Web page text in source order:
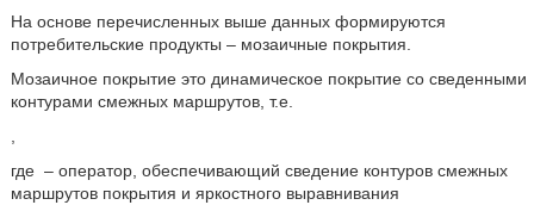
На основе перечисленных выше данных формируются
потребительские продукты – мозаичные покрытия.
Мозаичное покрытие это динамическое покрытие со сведенными
контурами смежных маршрутов, т.е.
где – оператор, обеспечивающий сведение контуров смежных
маршрутов покрытия и яркостного выравнивания